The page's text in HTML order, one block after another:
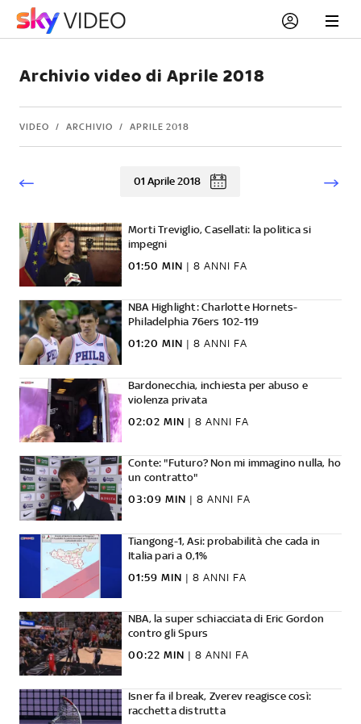
Archivio video di Aprile 2018
VIDEO ARCHIVIO APRILE 2018
01 Aprile 2018
Morti Treviglio, Casellati: la politica si
impegni
01:50 MIN | 8 ANNI FA
NBA Highlight: Charlotte Hornets-
Philadelphia 76ers 102-119
01:20 MIN | 8 ANNI FA
Bardonecchia, inchiesta per abuso e
violenza privata
02:02 MIN | 8 ANNI FA
Conte: "Futuro? Non mi immagino nulla, ho
un contratto"
03:09 MIN | 8 ANNI FA
Tiangong-1, Asi: probabilità che cada in
Italia pari a 0,1%
01:59 MIN | 8 ANNI FA
NBA, la super schiacciata di Eric Gordon
contro gli Spurs
00:22 MIN | 8 ANNI FA
Isner fa il break, Zverev reagisce così:
racchetta distrutta